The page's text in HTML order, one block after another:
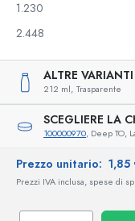
1.230
2.448
ALTRE VARIANTI
212 ml, Trasparente
SCEGLIERE LA
100000970, Deep TO,
Prezzo unitario: 1,85
Prezzi IVA inclusa, spese di